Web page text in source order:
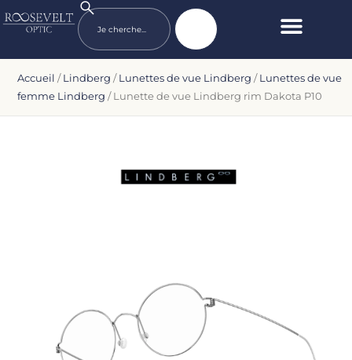
Accueil /Lindberg /Lunettes de vue Lindberg /Lunettes de vue
femme Lindberg / Lunette de vue Lindberg rim Dakota P10